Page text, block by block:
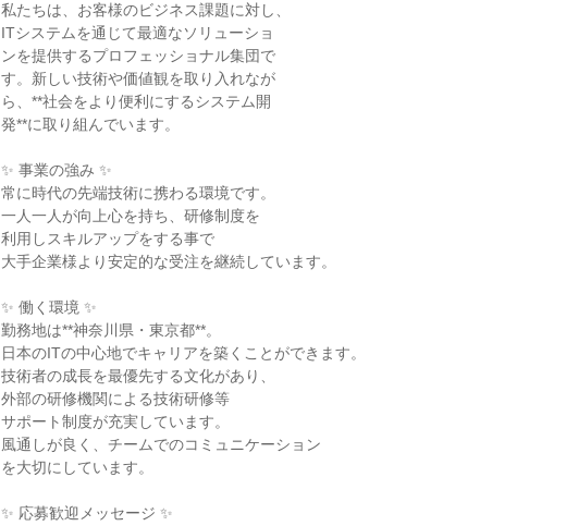
私たちは、お客様のビジネス課題に対し、
ITシステムを通じて最適なソリューショ
ンを提供するプロフェッショナル集団で
す。新しい技術や価値観を取り入れなが
ら、**社会をより便利にするシステム開
発**に取り組んでいます。
✨ 事業の強み ✨
常に時代の先端技術に携わる環境です。
一人一人が向上心を持ち、研修制度を
利用しスキルアップをする事で
大手企業様より安定的な受注を継続しています。
✨ 働く環境 ✨
勤務地は**神奈川県・東京都**。
日本のITの中心地でキャリアを築くことができます。
技術者の成長を最優先する文化があり、
外部の研修機関による技術研修等
サポート制度が充実しています。
風通しが良く、チームでのコミュニケーション
を大切にしています。
✨ 応募歓迎メッセージ ✨